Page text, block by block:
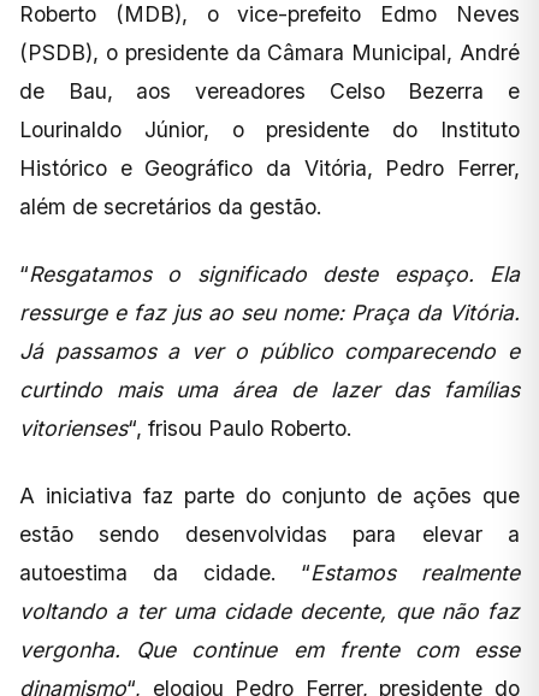
Roberto (MDB), o vice-prefeito Edmo Neves
(PSDB), o presidente da Câmara Municipal, André
de Bau, aos vereadores Celso Bezerra e
Lourinaldo Júnior, o presidente do Instituto
Histórico e Geográfico da Vitória, Pedro Ferrer,
além de secretários da gestão.
“Resgatamos o significado deste espaço. Ela
ressurge e faz jus ao seu nome: Praça da Vitória.
Já passamos a ver o público comparecendo e
curtindo mais uma área de lazer das famílias
vitorienses“, frisou Paulo Roberto.
A iniciativa faz parte do conjunto de ações que
estão sendo desenvolvidas para elevar a
autoestima da cidade. “Estamos realmente
voltando a ter uma cidade decente, que não faz
vergonha. Que continue em frente com esse
dinamismo“, elogiou Pedro Ferrer, presidente do